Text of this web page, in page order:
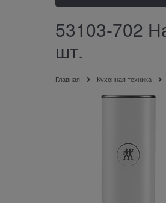
53103-702
шт.
Главная Кухонная техника